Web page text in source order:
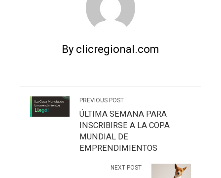
By clicregional.com
PREVIOUS POST
ÚLTIMA SEMANA PARA
INSCRIBIRSE A LA COPA
MUNDIAL DE
EMPRENDIMIENTOS
NEXT POST